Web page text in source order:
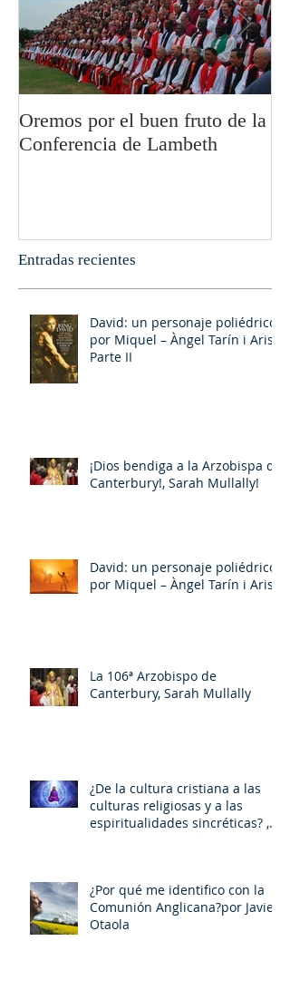
Oremos por el buen fruto de la
Conferencia de Lambeth
Entradas recientes
David: un personaje poliédrico,
por Miquel – Àngel Tarín i Arisó
Parte II
¡Dios bendiga a la Arzobispa de
Canterbury!, Sarah Mullally!
David: un personaje poliédrico,
por Miquel – Àngel Tarín i Arisó
La 106ª Arzobispo de
Canterbury, Sarah Mullally
¿De la cultura cristiana a las
culturas religiosas y a las
espiritualidades sincréticas? ,
¿Por qué me identifico con la
Comunión Anglicana?por Javier
Otaola